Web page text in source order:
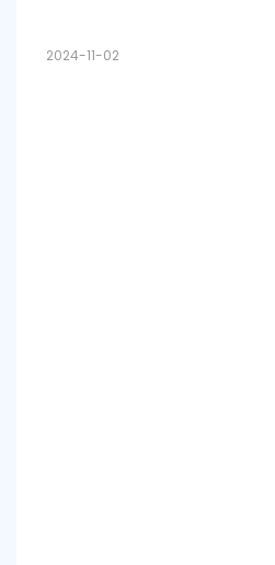
2024-11-02